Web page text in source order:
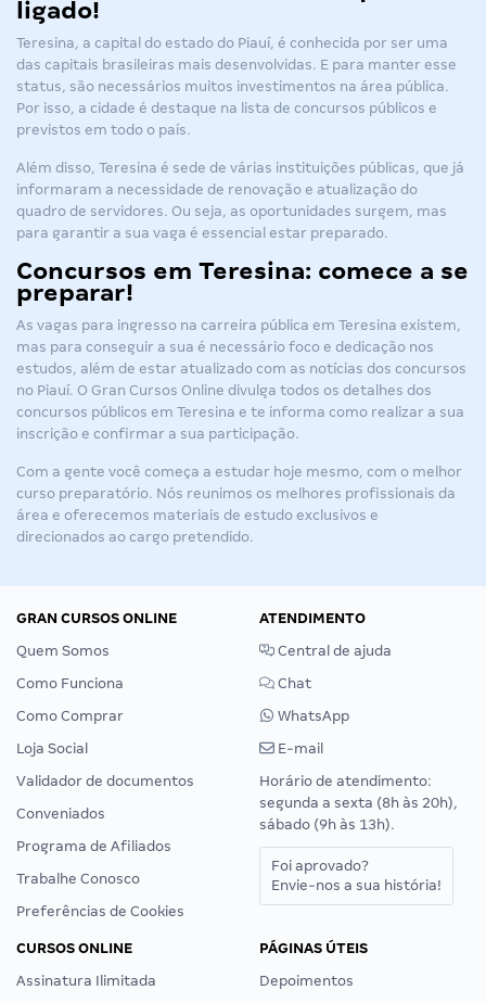
ligado!
Teresina, a capital do estado do Piauí, é conhecida por ser uma
das capitais brasileiras mais desenvolvidas. E para manter esse
status, são necessários muitos investimentos na área pública.
Por isso, a cidade é destaque na lista de concursos públicos e
previstos em todo o país.
Além disso, Teresina é sede de várias instituições públicas, que já
informaram a necessidade de renovação e atualização do
quadro de servidores. Ou seja, as oportunidades surgem, mas
para garantir a sua vaga é essencial estar preparado.
Concursos em Teresina: comece a se
preparar!
As vagas para ingresso na carreira pública em Teresina existem,
mas para conseguir a sua é necessário foco e dedicação nos
estudos, além de estar atualizado com as notícias dos concursos
no Piauí. O Gran Cursos Online divulga todos os detalhes dos
concursos públicos em Teresina e te informa como realizar a sua
inscrição e confirmar a sua participação.
Com a gente você começa a estudar hoje mesmo, com o melhor
curso preparatório. Nós reunimos os melhores profissionais da
área e oferecemos materiais de estudo exclusivos e
direcionados ao cargo pretendido.
GRAN CURSOS ONLINE
Quem Somos
Como Funciona
Como Comprar
Loja Social
Validador de documentos
Conveniados
Programa de Afiliados
Trabalhe Conosco
Preferências de Cookies
ATENDIMENTO
Central de ajuda
Chat
WhatsApp
E-mail
Horário de atendimento:
segunda a sexta (8h às 20h),
sábado (9h às 13h).
Foi aprovado?
Envie-nos a sua história!
CURSOS ONLINE
Assinatura Ilimitada
PÁGINAS ÚTEIS
Depoimentos